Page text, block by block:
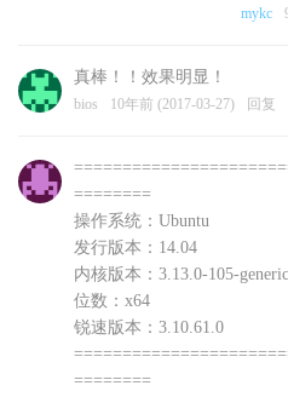
mykc
真棒！！效果明显！
bios 10年前 (2017-03-27) 回复
========
操作系统：Ubuntu
发行版本：14.04
内核版本：3.13.0-105-generic
位数：x64
锐速版本：3.10.61.0
========